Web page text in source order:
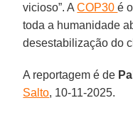
vicioso”. ACOP30é
toda a humanidade
desestabilização do
A reportagem é de
Salto, 10-11-2025.